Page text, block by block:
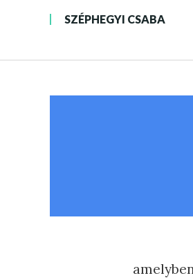
SZÉPHEGYI CSABA